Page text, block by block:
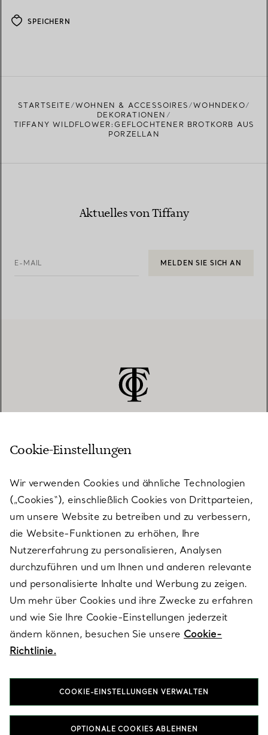
SPEICHERN
STARTSEITE WOHNEN & ACCESSOIRES
WOHNDEKO
DEKORATIONEN
TIFFANY WILDFLOWER:GEFLOCHTENER BROTKORB AUS
PORZELLAN
Aktuelles von Tiffany
E-MAIL MELDEN SIE SICH AN
KUNDENSERVICE
SERVICES
ÜBER TIFFANY & CO.
RECHTLICHE HINWEISE
FOLGEN SIE UNS
Cookie-Einstellungen
Wir verwenden Cookies und ähnliche Technologien
(„Cookies“), einschließlich Cookies von Drittparteien,
um unsere Website zu betreiben und zu verbessern,
die Website-Funktionen zu erhöhen, Ihre
Nutzererfahrung zu personalisieren, Analysen
durchzuführen und um Ihnen und anderen relevante
und personalisierte Inhalte und Werbung zu zeigen.
Um mehr über Cookies und ihre Zwecke zu erfahren
und wie Sie Ihre Cookie-Einstellungen jederzeit
ändern können, besuchen Sie unsere Cookie-
Richtlinie.
COOKIE-EINSTELLUNGEN VERWALTEN
OPTIONALE COOKIES ABLEHNEN